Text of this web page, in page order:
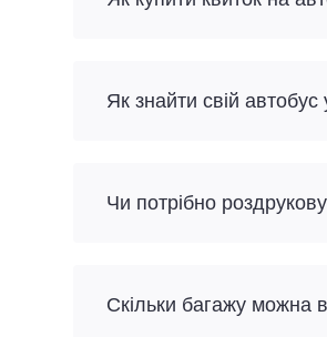
Як знайти свій автобус
Чи потрібно
Скільки багажу можна